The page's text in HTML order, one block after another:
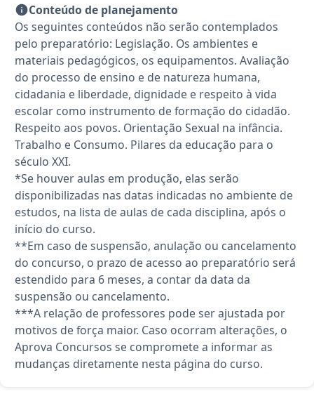
Conteúdo de planejamento
Os seguintes conteúdos não serão contemplados
pelo preparatório: Legislação. Os ambientes e
materiais pedagógicos, os equipamentos. Avaliação
do processo de ensino e de natureza humana,
cidadania e liberdade, dignidade e respeito à vida
escolar como instrumento de formação do cidadão.
Respeito aos povos. Orientação Sexual na infância.
Trabalho e Consumo. Pilares da educação para o
século XXI.
*Se houver aulas em produção, elas serão
disponibilizadas nas datas indicadas no ambiente de
estudos, na lista de aulas de cada disciplina, após o
início do curso.
**Em caso de suspensão, anulação ou cancelamento
do concurso, o prazo de acesso ao preparatório será
estendido para 6 meses, a contar da data da
suspensão ou cancelamento.
***A relação de professores pode ser ajustada por
motivos de força maior. Caso ocorram alterações, o
Aprova Concursos se compromete a informar as
mudanças diretamente nesta página do curso.